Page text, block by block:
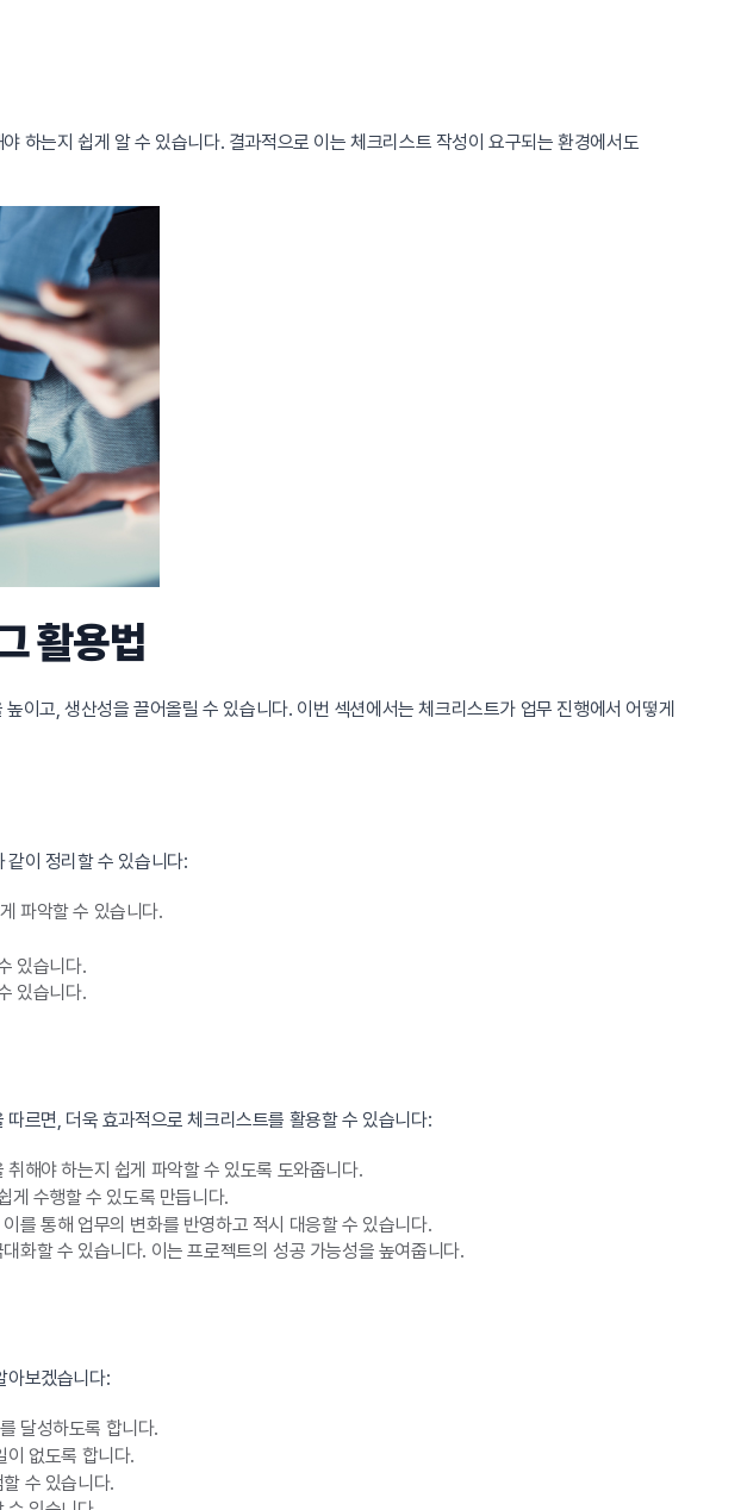
하는지 쉽게 알 수 있습니다. 결과적으로 이는 체크리스트 작성이 요구되는 환경에서도
활용법
이고, 생산성을 끌어올릴 수 있습니다. 이번 섹션에서는 체크리스트가 업무 진행에서 어떻게
같이 정리할 수 있습니다:
파악할 수 있습니다.
있습니다.
있습니다.
르면, 더욱 효과적으로 체크리스트를 활용할 수 있습니다:
해야 하는지 쉽게 파악할 수 있도록 도와줍니다.
게 수행할 수 있도록 만듭니다.
를 통해 업무의 변화를 반영하고 적시 대응할 수 있습니다.
화할 수 있습니다. 이는 프로젝트의 성공 가능성을 높여줍니다.
아보겠습니다:
달성하도록 합니다.
이 없도록 합니다.
수 있습니다.